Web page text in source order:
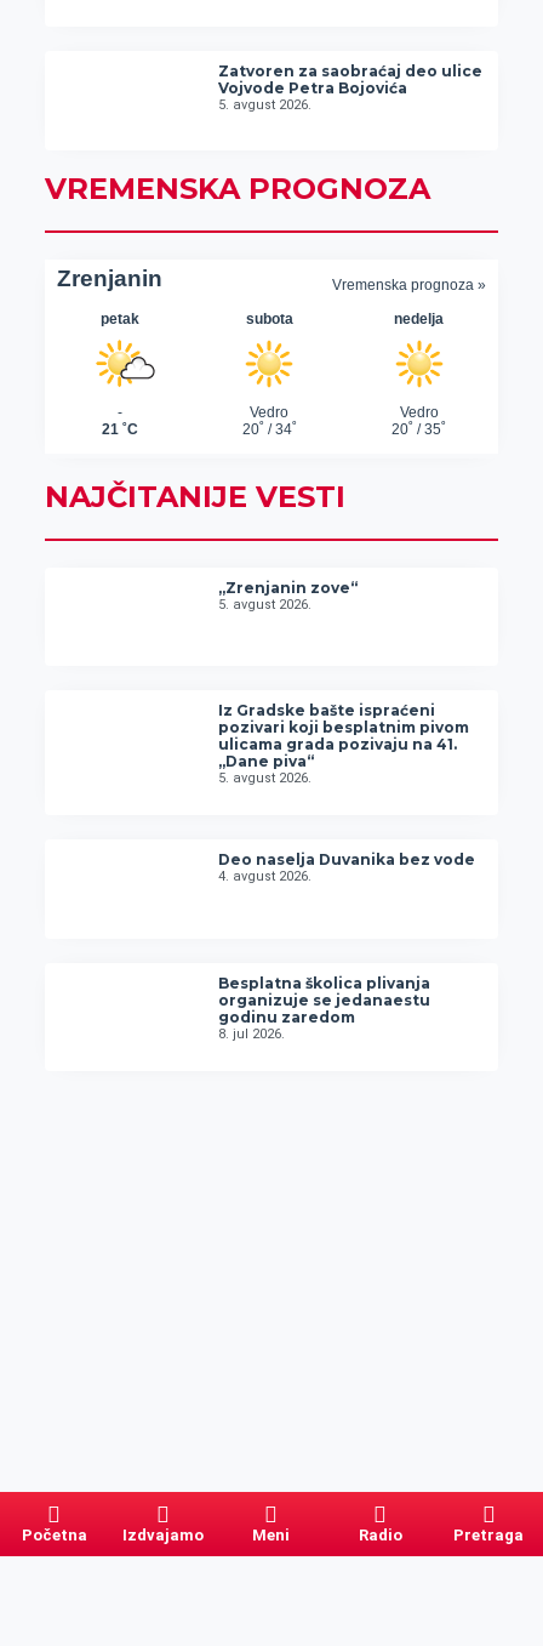
Zatvoren za saobraćaj deo ulice
Vojvode Petra Bojovića
5. avgust 2026.
VREMENSKA PROGNOZA
NAJČITANIJE VESTI
„Zrenjanin zove“
5. avgust 2026.
Iz Gradske bašte ispraćeni
pozivari koji besplatnim pivom
ulicama grada pozivaju na 41.
„Dane piva“
5. avgust 2026.
Deo naselja Duvanika bez vode
4. avgust 2026.
Besplatna školica plivanja
organizuje se jedanaestu
godinu zaredom
8. jul 2026.
Početna Izdvajamo Meni Radio Pretraga